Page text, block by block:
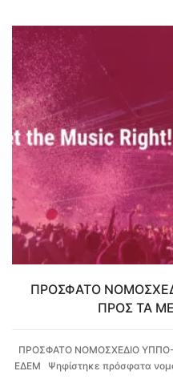
ΠΡΟΣΦΑΤΟ
ΠΡΟΣ ΤΑ
ΠΡΟΣΦΑΤΟ ΝΟΜΟΣΧΕΔΙΟ
ΕΔΕΜ Ψηφίστηκε πρόσφατα